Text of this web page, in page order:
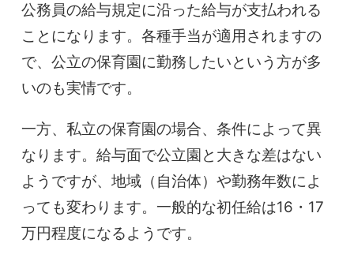
公務員の給与規定に沿った給与が支払われる
ことになります。各種手当が適用されますの
で、公立の保育園に勤務したいという方が多
いのも実情です。
一方、私立の保育園の場合、条件によって異
なります。給与面で公立園と大きな差はない
ようですが、地域（自治体）や勤務年数によ
っても変わります。一般的な初任給は16・17
万円程度になるようです。